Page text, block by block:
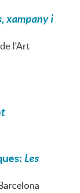
xampany i
l'Art
Les